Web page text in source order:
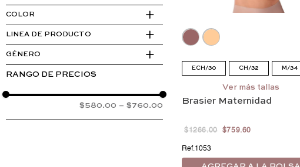
M/34
G/36
EEG/40
COLOR
LINEA DE PRODUCTO
GÉNERO
$580.00 – $760.00
ECH/30 CH/32 M/34
EG/38 EEG/40
EEEG/42
Ver más tallas
Brasier Maternidad
$1266.00 $759.60
1053